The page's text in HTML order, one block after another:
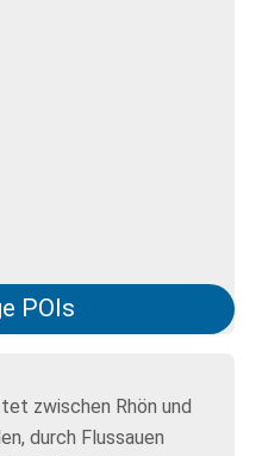
POIs
zwischen Rhön und
durch Flussauen